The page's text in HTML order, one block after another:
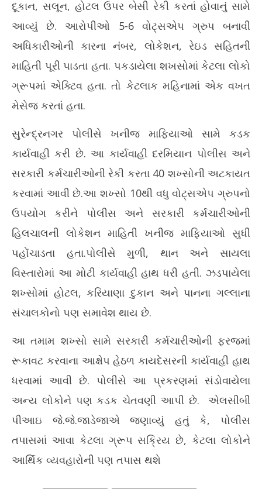
દૂકાન, સલૂન, હોટલ ઉપર બેસી રેકી કરતાં હોવાનું સામે
આવ્યું છે. આરોપીઓ 5-6 વોટ્સએપ ગ્રુપ બનાવી
અધિકારીઓની કારના નંબર, લોકેશન, રેઇડ સહિતની
માહિતી પૂરી પાડતા હતા. પકડાયેલા શખસોમાં કેટલા લોકો
ગ્રૂપમાં એક્ટિવ હતા. તો કેટલાક મહિનામાં એક વખત
મેસેજ કરતાં હતા.
સુરેન્દ્રનગર પોલીસે ખનીજ માફિયાઓ સામે કડક
કાર્યવાહી કરી છે. આ કાર્યવાહી દરમિયાન પોલીસ અને
સરકારી કર્મચારીઓની રેકી કરતા 40 શખ્સોની અટકાયત
કરવામાં આવી છે.આ શખ્સો 10થી વધુ વોટ્સએપ ગ્રુપનો
ઉપયોગ કરીને પોલીસ અને સરકારી કર્મચારીઓની
હિલચાલની લોકેશન માહિતી ખનીજ માફિયાઓ સુધી
પહોંચાડતા હતા.પોલીસે મુળી, થાન અને સાયલા
વિસ્તારોમાં આ મોટી કાર્યવાહી હાથ ધરી હતી. ઝડપાયેલા
શખ્સોમાં હોટલ, કરિયાણા દુકાન અને પાનના ગલ્લાના
સંચાલકોનો પણ સમાવેશ થાય છે.
આ તમામ શખ્સો સામે સરકારી કર્મચારીઓની ફરજમાં
રૂકાવટ કરવાના આક્ષેપ હેઠળ કાયદેસરની કાર્યવાહી હાથ
ધરવામાં આવી છે. પોલીસે આ પ્રકરણમાં સંડોવાયેલા
અન્ય લોકોને પણ કડક ચેતવણી આપી છે. એલસીબી
પીઆઇ જે.જે.જાડેજાએ જણાવ્યું હતું કે, પોલીસ
તપાસમાં આવા કેટલા ગ્રૂપ સક્રિય છે, કેટલા લોકોને
આર્થિક વ્યવહારોની પણ તપાસ થશે